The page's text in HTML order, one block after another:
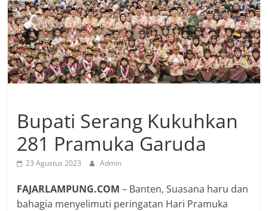
Bupati Serang Kukuhkan
281 Pramuka Garuda
23 Agustus 2023 Admin
FAJARLAMPUNG.COM– Banten, Suasana haru dan
bahagia menyelimuti peringatan Hari Pramuka